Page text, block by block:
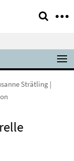
Strätling |